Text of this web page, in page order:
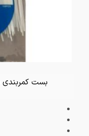
بست کمربندی سایز 10 سانت